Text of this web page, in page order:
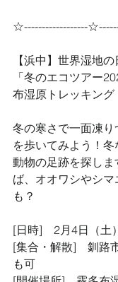
☆------------------
【浜中】世界湿地
「冬のエコツアー
布湿原トレッキング
冬の寒さで一面凍
を歩いてみよう！
動物の足跡を探し
ば、オオワシやシ
も？
[日時]　2月4日（土
[集合・解散]　釧路
も可